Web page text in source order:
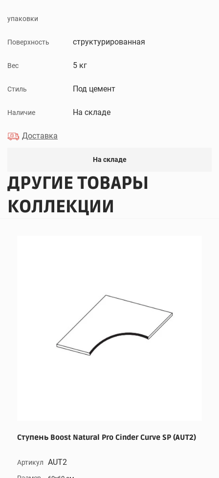
упаковки
Поверхность структурированная
Вес 5 кг
Стиль Под цемент
Наличие На складе
Доставка
На складе
ДРУГИЕ ТОВАРЫ
КОЛЛЕКЦИИ
Ступень Boost Natural Pro Cinder Curve SP (AUT2)
Артикул AUT2